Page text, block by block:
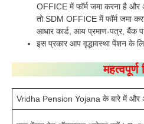
OFFICE में फॉर्म जमा करना है और
तो SDM OFFICE में फॉर्म जमा
आधार कार्ड, आय प्रमाण-पत्र, बैंक
इस प्रकार आप वृद्धावस्था पेंशन के
Vridha Pension Yojana के बारे में और